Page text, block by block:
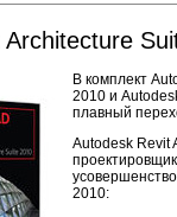
В комплект
2010 и
плавный
Autodesk Revit
2010: